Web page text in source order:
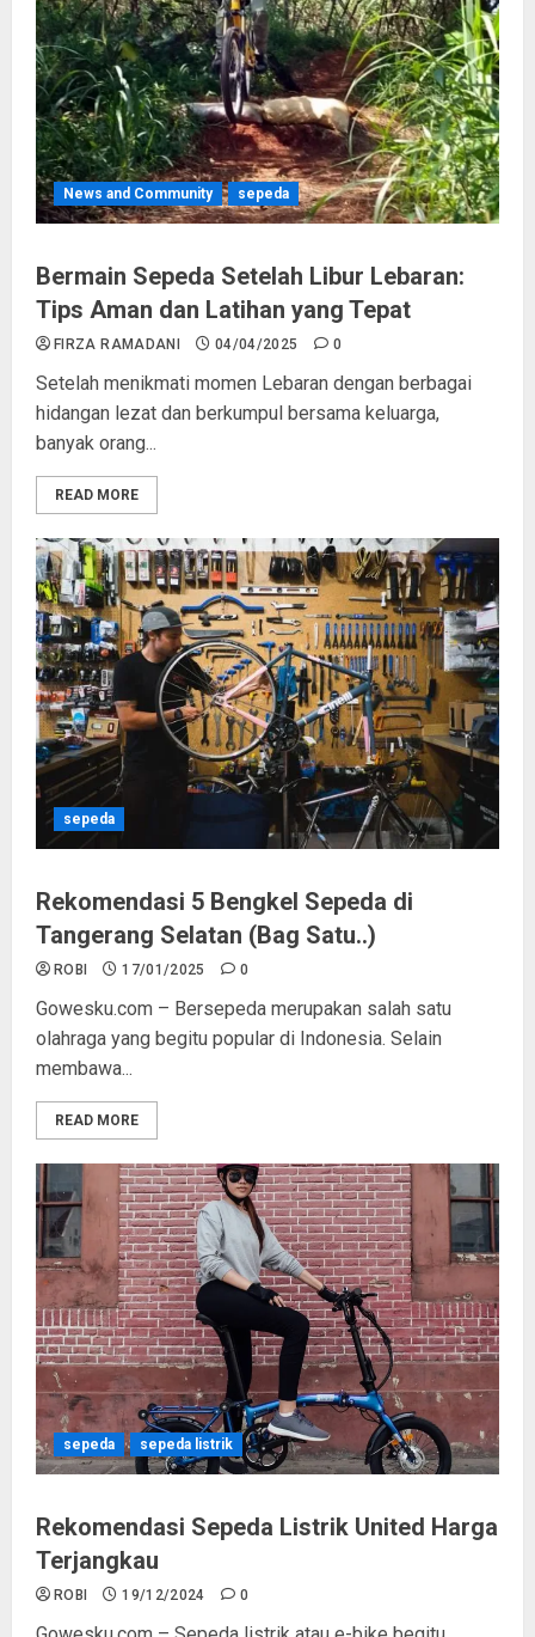
News and Community sepeda
Bermain Sepeda Setelah Libur Lebaran:
Tips Aman dan Latihan yang Tepat
FIRZA RAMADANI 04/04/2025 0
Setelah menikmati momen Lebaran dengan berbagai
hidangan lezat dan berkumpul bersama keluarga,
banyak orang...
READ MORE
sepeda
Rekomendasi 5 Bengkel Sepeda di
Tangerang Selatan (Bag Satu..)
ROBI 17/01/2025 0
Gowesku.com – Bersepeda merupakan salah satu
olahraga yang begitu popular di Indonesia. Selain
membawa...
READ MORE
sepeda sepeda listrik
Rekomendasi Sepeda Listrik United Harga
Terjangkau
ROBI 19/12/2024 0